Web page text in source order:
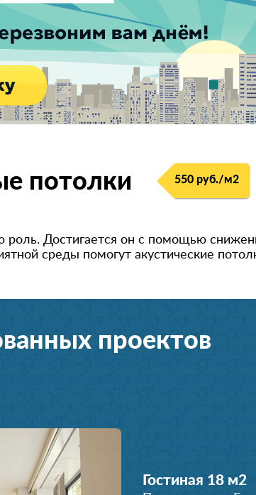
550 руб./м2
потолки
Достигается он с помощью
среды помогут акустические
проектов
Гостиная 18 м2